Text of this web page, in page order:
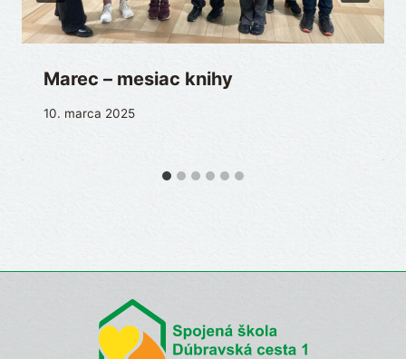
Marec – mesiac knihy
10. marca 2025